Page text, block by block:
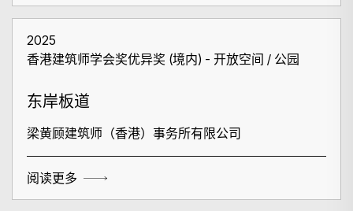
2025
香港建筑师学会奖优异奖 (境内) - 开放空间 / 公园
东岸板道
梁黄顾建筑师（香港）事务所有限公司
阅读更多